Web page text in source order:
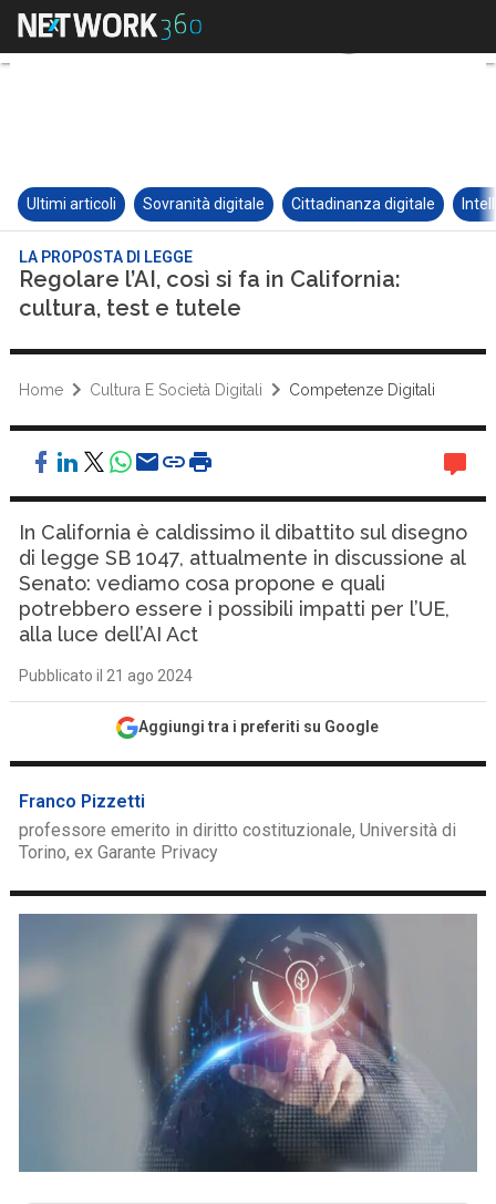
Ultimi articoli Sovranità digitale Cittadinanza digitale
LA PROPOSTA DI LEGGE
Regolare l’AI, così si fa in California:
cultura, test e tutele
Home Cultura E Società Digitali Competenze Digitali
In California è caldissimo il dibattito sul disegno
di legge SB 1047, attualmente in discussione al
Senato: vediamo cosa propone e quali
potrebbero essere i possibili impatti per l’UE,
alla luce dell’AI Act
Pubblicato il 21 ago 2024
Aggiungi tra i preferiti su Google
Franco Pizzetti
professore emerito in diritto costituzionale, Università di
Torino, ex Garante Privacy